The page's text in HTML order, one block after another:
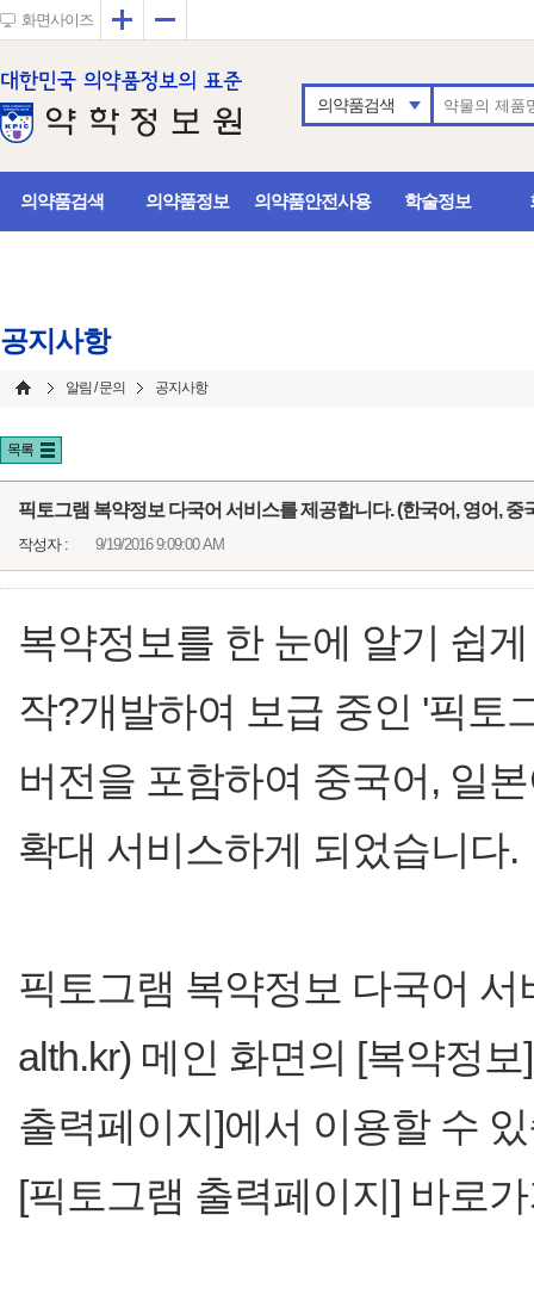
화면사이즈 확대
의약품검색
의약품검색 의약품정보 의약품안전사용 학술정보
공지사항
알림 / 문의 공지사항
목록
픽토그램 복약정보 다국어 서비스를 제공합니다. (한국어, 영어, 중
작성자 : 9/19/2016 9:09:00 AM
복약정보를 한 눈에 알기 쉽
작?개발하여 보급 중인 '픽토
버전을 포함하여 중국어, 일
확대 서비스하게 되었습니다.
픽토그램 복약정보 다국어
alth.kr) 메인 화면의 [복약정
출력페이지]에서 이용할 수
[픽토그램 출력페이지] 바로